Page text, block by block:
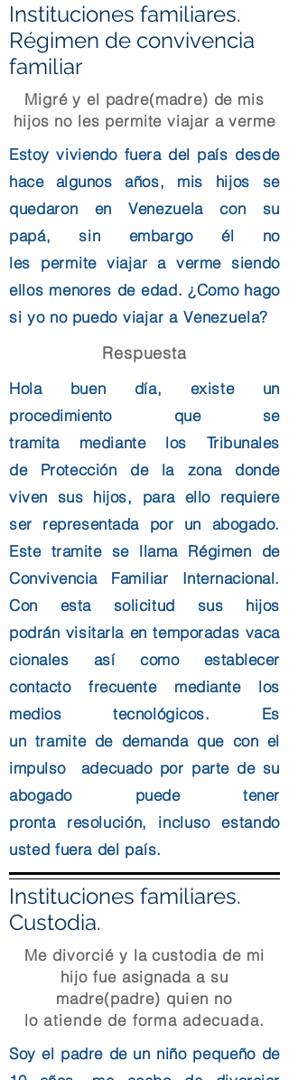
Instituciones familiares.
Régimen de convivencia
familiar
Migré y el padre(madre) de mis
hijos no les permiteviajar a verme
Estoy viviendo fuera del país desde
hace algunos años, mis hijos se
quedaron en Venezuela con su
papá, sin embargo él no
les permite viajar a verme siendo
ellos menores de edad. ¿Como hago
si yo no puedo viajar a Venezuela?
Respuesta
Hola buen día, existe un
procedimiento que se
tramita mediantelos Tribunales
de Protección de la zona donde
viven sus hijos, para ello requiere
ser representada por un abogado.
Este tramite se llama Régimen de
Convivencia Familiar Internacional.
Con esta solicitud sus hijos
podrán visitarlaentemporadas vaca
cionales así como establecer
contacto frecuente mediantelos
mediostecnológicos. Es
un tramitede demanda que con el
impulso adecuado por parte de su
abogado puede tener
pronta resolución, incluso estando
usted fuera del país.
Instituciones familiares.
Custodia.
Me divorcié y la custodia de mi
hijo fue asignada a su
madre(padre) quien no
loatiendede forma adecuada.
Soy el padre de un niño pequeñode